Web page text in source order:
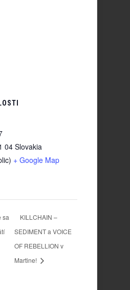
04 Slovakia
+ Google Map
sa
KILLCHAIN –
SEDIMENT a VOICE
OF REBELLION v
Martine!